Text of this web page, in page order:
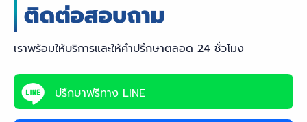
เราพร้อมให้บริการและให้คำปรึกษาตลอด 24 ชั่วโมง
ปรึกษาฟรีทาง LINE